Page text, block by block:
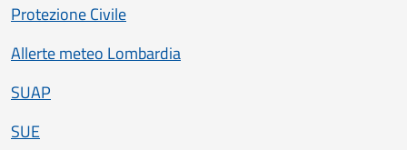
Protezione Civile
Allerte meteo Lombardia
SUAP
SUE